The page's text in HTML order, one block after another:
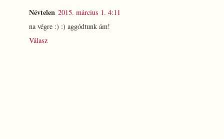
Névtelen 2015. március 1. 4:11
na végre :) :) aggódtunk ám!
Válasz